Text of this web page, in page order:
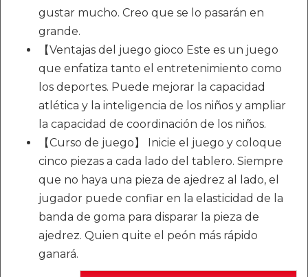
gustar mucho. Creo que se lo pasarán en
grande.
【Ventajas del juego gioco Este es un juego
que enfatiza tanto el entretenimiento como
los deportes. Puede mejorar la capacidad
atlética y la inteligencia de los niños y ampliar
la capacidad de coordinación de los niños.
【Curso de juego】 Inicie el juego y coloque
cinco piezas a cada lado del tablero. Siempre
que no haya una pieza de ajedrez al lado, el
jugador puede confiar en la elasticidad de la
banda de goma para disparar la pieza de
ajedrez. Quien quite el peón más rápido
ganará.